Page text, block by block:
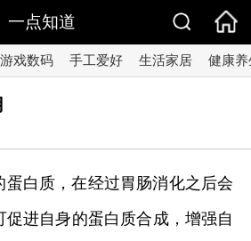
一点知道
游戏数码 手工爱好 生活家居 健康养
蛋白质，在经过胃肠消化之后会
进自身的蛋白质合成，增强自